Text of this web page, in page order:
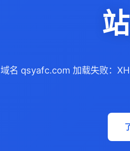
域名 qsyafc.com 加载失败：